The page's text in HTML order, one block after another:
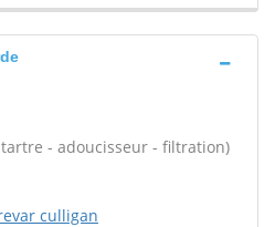
- adoucisseur - filtration)
culligan